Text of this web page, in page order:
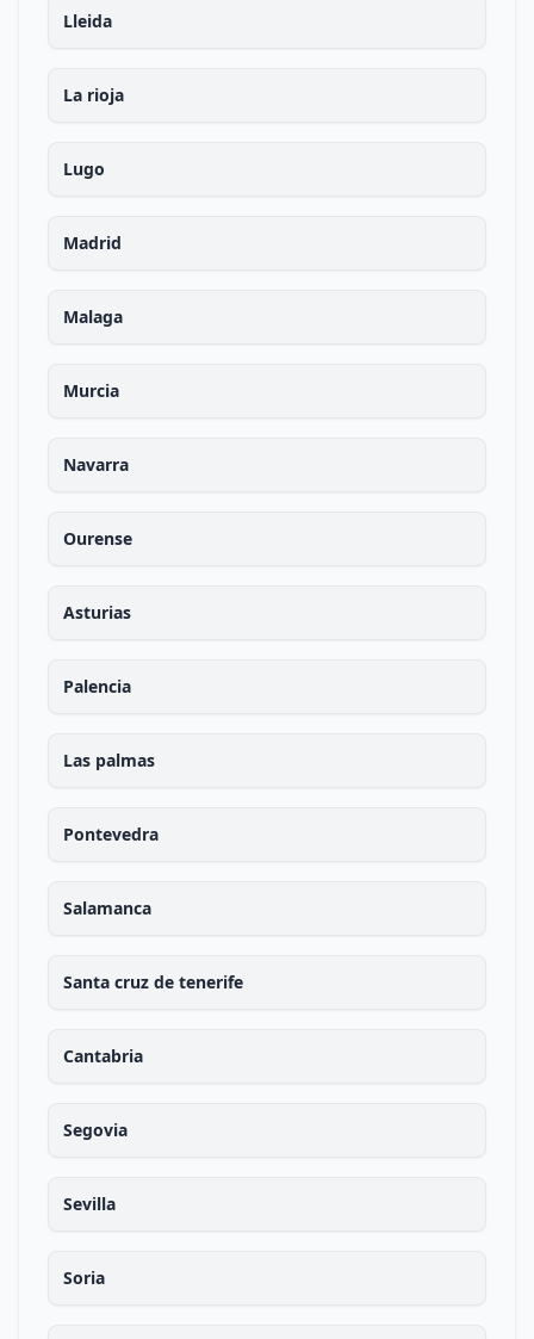
Lleida
La rioja
Lugo
Madrid
Malaga
Murcia
Navarra
Ourense
Asturias
Palencia
Las palmas
Pontevedra
Salamanca
Santa cruz de tenerife
Cantabria
Segovia
Sevilla
Soria